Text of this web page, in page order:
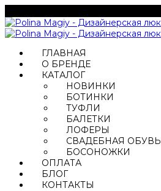
ГЛАВНАЯ
О БРЕНДЕ
КАТАЛОГ
НОВИНКИ
БОТИНКИ
ТУФЛИ
БАЛЕТКИ
ЛОФЕРЫ
СВАДЕБНАЯ ОБУВЬ
БОСОНОЖКИ
ОПЛАТА
БЛОГ
КОНТАКТЫ